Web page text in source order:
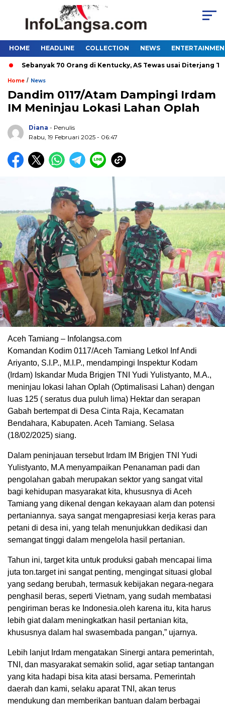
HOME HEADLINE COLLECTION NEWS
Sebanyak 70 Orang di Kentucky, AS Tewas usai Diterjang
Home / News
Dandim 0117/Atam Dampingi Irdam
IM Meninjau Lokasi Lahan Oplah
Diana - Penulis
Rabu, 19 Februari 2025 - 06:47
Aceh Tamiang – Infolangsa.com
Komandan Kodim 0117/Aceh Tamiang Letkol Inf Andi
Ariyanto, S.I.P., M.I.P., mendampingi Inspektur Kodam
(Irdam) Iskandar Muda Brigjen TNI Yudi Yulistyanto, M.A.,
meninjau lokasi lahan Oplah (Optimalisasi Lahan) dengan
luas 125 ( seratus dua puluh lima) Hektar dan serapan
Gabah bertempat di Desa Cinta Raja, Kecamatan
Bendahara, Kabupaten. Aceh Tamiang. Selasa
(18/02/2025) siang.
Dalam peninjauan tersebut Irdam IM Brigjen TNI Yudi
Yulistyanto, M.A menyampaikan Penanaman padi dan
pengolahan gabah merupakan sektor yang sangat vital
bagi kehidupan masyarakat kita, khususnya di Aceh
Tamiang yang dikenal dengan kekayaan alam dan potensi
pertaniannya. saya sangat mengapresiasi kerja keras para
petani di desa ini, yang telah menunjukkan dedikasi dan
semangat tinggi dalam mengelola hasil pertanian.
Tahun ini, target kita untuk produksi gabah mencapai lima
juta ton.target ini sangat penting, mengingat situasi global
yang sedang berubah, termasuk kebijakan negara-negara
penghasil beras, seperti Vietnam, yang sudah membatasi
pengiriman beras ke Indonesia.oleh karena itu, kita harus
lebih giat dalam meningkatkan hasil pertanian kita,
khususnya dalam hal swasembada pangan,” ujarnya.
Lebih lanjut Irdam mengatakan Sinergi antara pemerintah,
TNI, dan masyarakat semakin solid, agar setiap tantangan
yang kita hadapi bisa kita atasi bersama. Pemerintah
daerah dan kami, selaku aparat TNI, akan terus
mendukung dan memberikan bantuan dalam berbagai